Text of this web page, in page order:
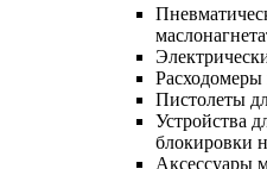
Расходомеры
Пистолеты
Устройства
блокировки
Аксессуары